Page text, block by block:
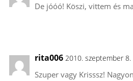
De jóóó! Köszi, vittem és
rita006 2010. szeptember
Szuper vagy Krisssz!